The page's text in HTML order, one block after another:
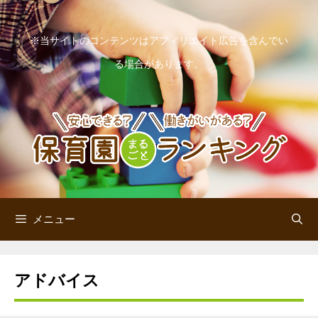
コ
ン
テ
ン
ツ
ス
ッ
※当サイトのコンテンツはアフィリエイト広告を含んでい
る場合があります。
メニュー
アドバイス